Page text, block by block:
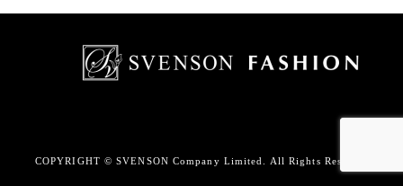
COPYRIGHT © SVENSON Company Limited. All Rights Reserved.